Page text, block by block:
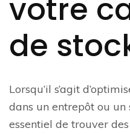
votre
de
Lorsqu’il s’agit
dans un entrepôt ou
essentiel de trouver